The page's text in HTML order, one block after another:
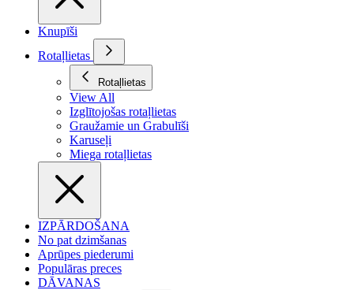
Knupīši
Rotaļlietas
Rotaļlietas
View All
Izglītojošas rotaļlietas
Graužamie un Grabulīši
Karuseļi
Miega rotaļlietas
IZPĀRDOŠANA
No pat dzimšanas
Aprūpes piederumi
Populāras preces
DĀVANAS